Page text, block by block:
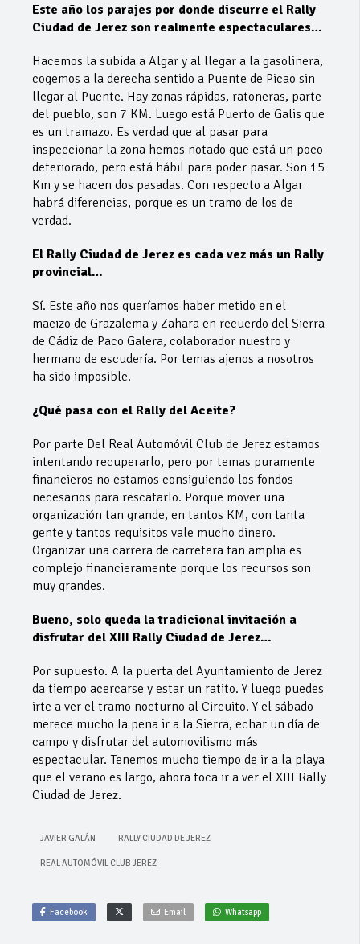
Este año los parajes por donde discurre el Rally
Ciudad de Jerez son realmente espectaculares…
Hacemos la subida a Algar y al llegar a la gasolinera,
cogemos a la derecha sentido a Puente de Picao sin
llegar al Puente. Hay zonas rápidas, ratoneras, parte
del pueblo, son 7 KM. Luego está Puerto de Galis que
es un tramazo. Es verdad que al pasar para
inspeccionar la zona hemos notado que está un poco
deteriorado, pero está hábil para poder pasar. Son 15
Km y se hacen dos pasadas. Con respecto a Algar
habrá diferencias, porque es un tramo de los de
verdad.
El Rally Ciudad de Jerez es cada vez más un Rally
provincial…
Sí. Este año nos queríamos haber metido en el
macizo de Grazalema y Zahara en recuerdo del Sierra
de Cádiz de Paco Galera, colaborador nuestro y
hermano de escudería. Por temas ajenos a nosotros
ha sido imposible.
¿Qué pasa con el Rally del Aceite?
Por parte Del Real Automóvil Club de Jerez estamos
intentando recuperarlo, pero por temas puramente
financieros no estamos consiguiendo los fondos
necesarios para rescatarlo. Porque mover una
organización tan grande, en tantos KM, con tanta
gente y tantos requisitos vale mucho dinero.
Organizar una carrera de carretera tan amplia es
complejo financieramente porque los recursos son
muy grandes.
Bueno, solo queda la tradicional invitación a
disfrutar del XIII Rally Ciudad de Jerez…
Por supuesto. A la puerta del Ayuntamiento de Jerez
da tiempo acercarse y estar un ratito. Y luego puedes
irte a ver el tramo nocturno al Circuito. Y el sábado
merece mucho la pena ir a la Sierra, echar un día de
campo y disfrutar del automovilismo más
espectacular. Tenemos mucho tiempo de ir a la playa
que el verano es largo, ahora toca ir a ver el XIII Rally
Ciudad de Jerez.
JAVIER GALÁN RALLY CIUDAD DE JEREZ
REAL AUTOMÓVIL CLUB JEREZ
Facebook Email Whatsapp